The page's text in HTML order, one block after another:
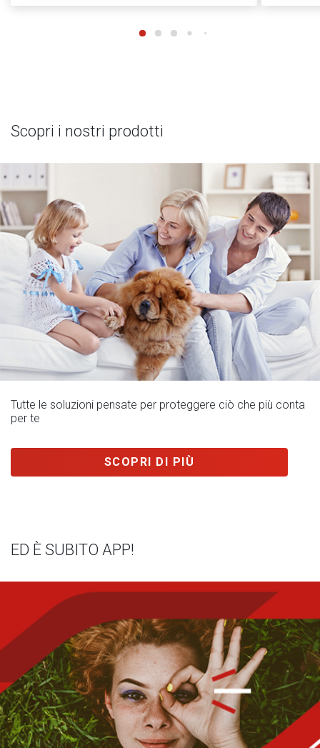
Scopri i nostri prodotti
Tutte le soluzioni pensate per proteggere ciò che più conta
per te
SCOPRI DI PIÙ
ED È SUBITO APP!